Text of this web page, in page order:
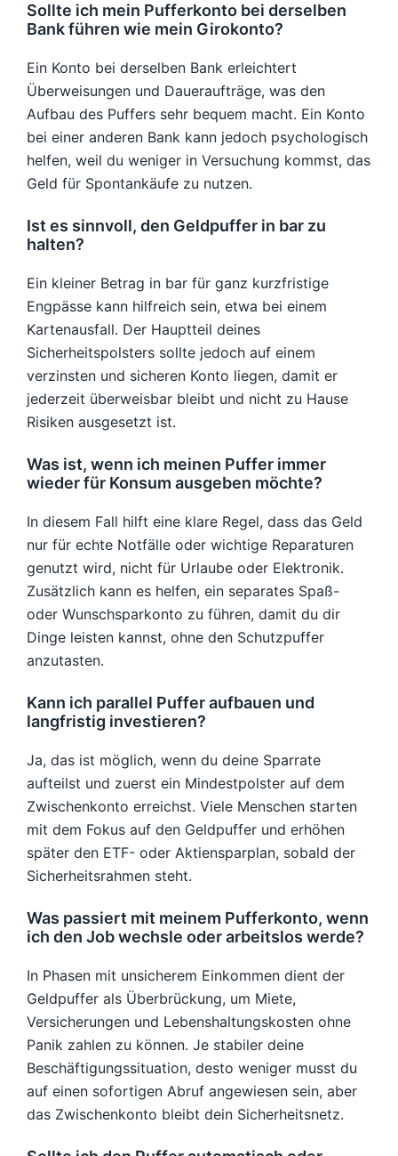
Sollte ich mein Pufferkonto bei derselben
Bank führen wie mein Girokonto?
Ein Konto bei derselben Bank erleichtert
Überweisungen und Daueraufträge, was den
Aufbau des Puffers sehr bequem macht. Ein Konto
bei einer anderen Bank kann jedoch psychologisch
helfen, weil du weniger in Versuchung kommst, das
Geld für Spontankäufe zu nutzen.
Ist es sinnvoll, den Geldpuffer in bar zu
halten?
Ein kleiner Betrag in bar für ganz kurzfristige
Engpässe kann hilfreich sein, etwa bei einem
Kartenausfall. Der Hauptteil deines
Sicherheitspolsters sollte jedoch auf einem
verzinsten und sicheren Konto liegen, damit er
jederzeit überweisbar bleibt und nicht zu Hause
Risiken ausgesetzt ist.
Was ist, wenn ich meinen Puffer immer
wieder für Konsum ausgeben möchte?
In diesem Fall hilft eine klare Regel, dass das Geld
nur für echte Notfälle oder wichtige Reparaturen
genutzt wird, nicht für Urlaube oder Elektronik.
Zusätzlich kann es helfen, ein separates Spaß-
oder Wunschsparkonto zu führen, damit du dir
Dinge leisten kannst, ohne den Schutzpuffer
anzutasten.
Kann ich parallel Puffer aufbauen und
langfristig investieren?
Ja, das ist möglich, wenn du deine Sparrate
aufteilst und zuerst ein Mindestpolster auf dem
Zwischenkonto erreichst. Viele Menschen starten
mit dem Fokus auf den Geldpuffer und erhöhen
später den ETF- oder Aktiensparplan, sobald der
Sicherheitsrahmen steht.
Was passiert mit meinem Pufferkonto, wenn
ich den Job wechsle oder arbeitslos werde?
In Phasen mit unsicherem Einkommen dient der
Geldpuffer als Überbrückung, um Miete,
Versicherungen und Lebenshaltungskosten ohne
Panik zahlen zu können. Je stabiler deine
Beschäftigungssituation, desto weniger musst du
auf einen sofortigen Abruf angewiesen sein, aber
das Zwischenkonto bleibt dein Sicherheitsnetz.